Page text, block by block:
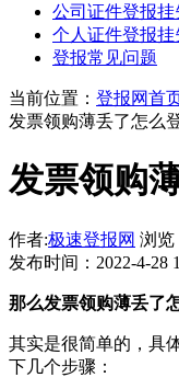
公司证件登报挂
个人证件登报挂
登报常见问题
当前位置： 登报网首
发票领购薄丢了怎么
发票领购
作者:极速登报网 浏览
发布时间：2022-4-28
那么发票领购薄丢了
其实是很简单的，具
下几个步骤：